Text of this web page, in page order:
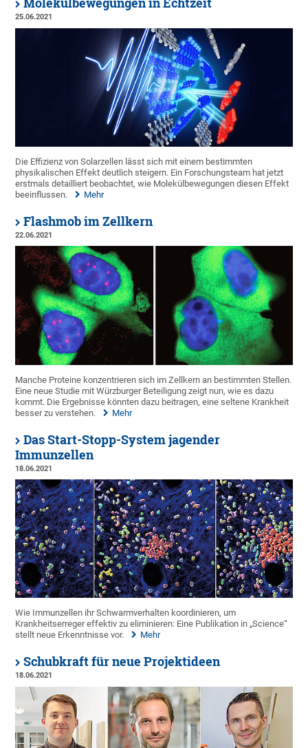
Molekülbewegungen in Echtzeit
25.06.2021
Die Effizienz von Solarzellen lässt sich mit einem bestimmten
physikalischen Effekt deutlich steigern. Ein Forschungsteam hat jetzt
erstmals detailliert beobachtet, wie Molekülbewegungen diesen Effekt
beeinflussen.
Mehr
Flashmob im Zellkern
22.06.2021
Manche Proteine konzentrieren sich im Zellkern an bestimmten Stellen.
Eine neue Studie mit Würzburger Beteiligung zeigt nun, wie es dazu
kommt. Die Ergebnisse könnten dazu beitragen, eine seltene Krankheit
besser zu verstehen.
Mehr
Das Start-Stopp-System jagender
Immunzellen
18.06.2021
Wie Immunzellen ihr Schwarmverhalten koordinieren, um
Krankheitserreger effektiv zu eliminieren: Eine Publikation in „Science“
stellt neue Erkenntnisse vor.
Mehr
Schubkraft für neue Projektideen
18.06.2021